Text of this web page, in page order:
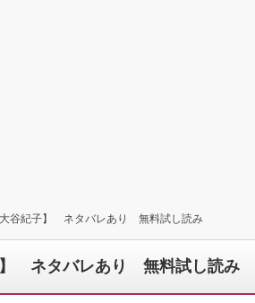
谷紀子】 ネタバレあり 無料試し読み
ネタバレあり 無料試し読み